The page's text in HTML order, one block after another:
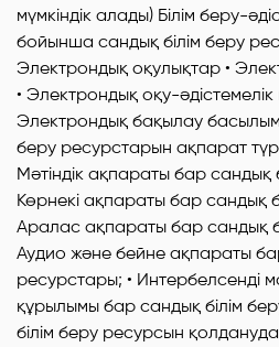
мүмкіндік алады) Білім беру-
бойынша сандық білім беру
Электрондық оқулықтар •
• Электрондық оқу-
Электрондық бақылау
беру ресурстарын ақпарат
Мәтіндік ақпараты бар сандық
Көрнекі ақпараты бар сандық
Аралас ақпараты бар сандық
Аудио және бейне ақпараты
ресурстары; • Интербелсенді
құрылымы бар сандық білім
білім беру ресурсын